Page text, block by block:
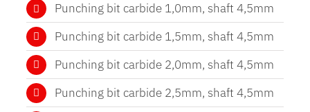
Punching bit carbide 1,0mm, shaft 4,5mm
Punching bit carbide 1,5mm, shaft 4,5mm
Punching bit carbide 2,0mm, shaft 4,5mm
Punching bit carbide 2,5mm, shaft 4,5mm